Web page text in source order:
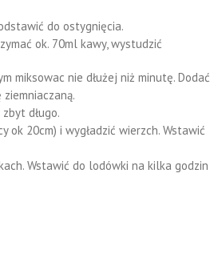
do ostygnięcia.
ok. 70ml kawy, wystudzić
miksowac nie dłużej niż minutę. Dodać
długo.
20cm) i wygładzić wierzch. Wstawić
Wstawić do lodówki na kilka godzin